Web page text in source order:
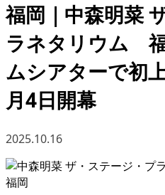
福岡｜中森明菜
ラネタリウム
ムシアターで初
月4日開幕
2025.10.16
福岡